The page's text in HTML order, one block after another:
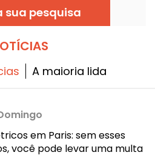
e desportivo no
sua pesquisa
A maioria lida
em Paris: sem esses
você pode levar uma multa